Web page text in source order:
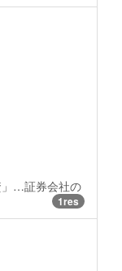
」…証券会社の
1res